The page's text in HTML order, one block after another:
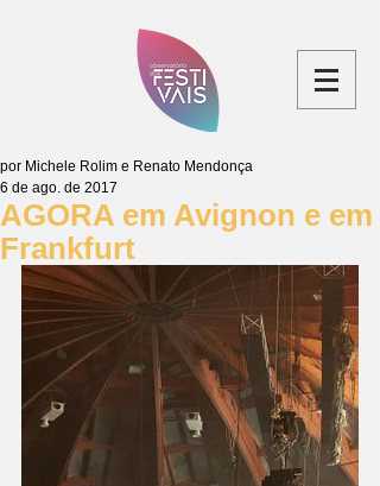
AGORA em Avignon e em
Frankfurt
por Michele Rolim e Renato Mendonça
6 de ago. de 2017